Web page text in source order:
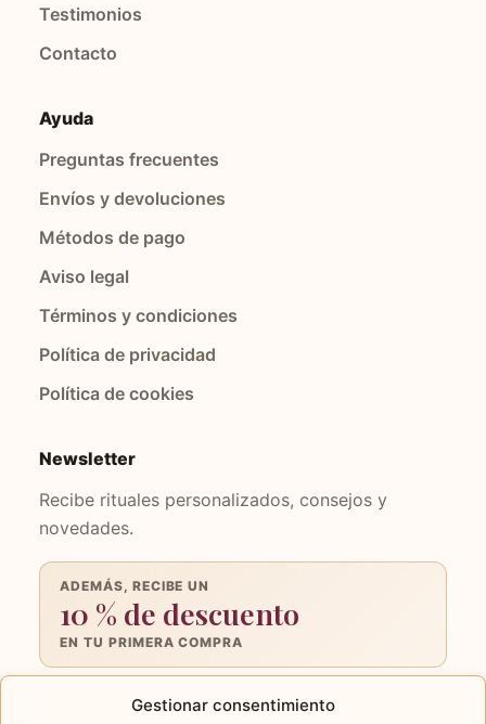
Gestionar consentimiento
Testimonios
Contacto
Ayuda
Preguntas frecuentes
Envíos y devoluciones
Métodos de pago
Aviso legal
Términos y condiciones
Política de privacidad
Política de cookies
Newsletter
Recibe rituales personalizados, consejos y
novedades.
ADEMÁS, RECIBE UN
10 % de descuento
EN TU PRIMERA COMPRA